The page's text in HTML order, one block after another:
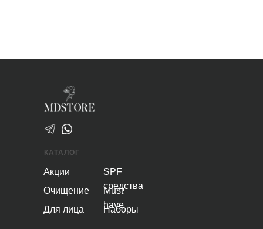
Очищение
Акции
Для лица
SPF
средства
Наборы
Must
have
КАТАЛОГ